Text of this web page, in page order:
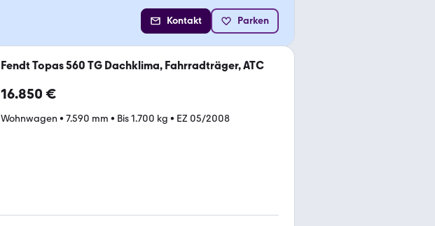
Kontakt Parken
Fendt Topas 560 TG Dachklima, Fahrradträger, ATC
16.850 €
Wohnwagen • 7.590 mm • Bis 1.700 kg • EZ 05/2008